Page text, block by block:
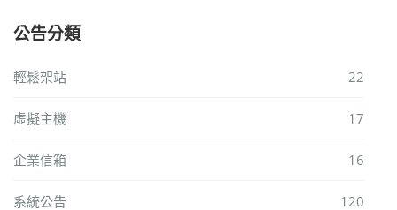
公告分類
輕鬆架站 22
虛擬主機 17
企業信箱 16
系統公告 120